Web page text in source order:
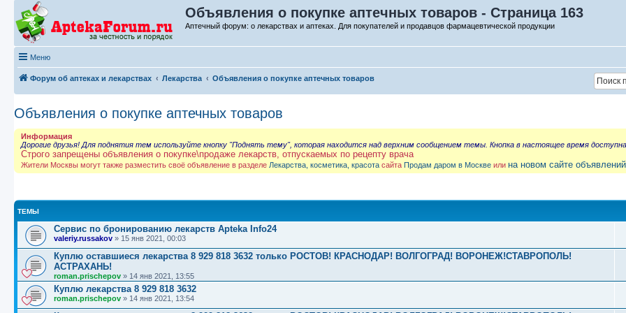
Объявления о покупке аптечных товаров - Страница 163
Аптечный форум: о лекарствах и аптеках. Для покупателей и продавцов фармацевтической продукции
Меню
Форум об аптеках и лекарствах Лекарства Объявления о покупке аптечных товаров
Объявления о покупке аптечных товаров
Информация
Дорогие друзья! Для поднятия тем используйте кнопку "Поднять тему", которая находится над верхним сообщением темы. Кнопка в настоящее время
Строго запрещены объявления о покупке\продаже лекарств, отпускаемых по рецепту врача
Жители Москвы могут также разместить своё объявление в разделе Лекарства, косметика, красота сайта Продам даром в Москве или на новом сайте
ТЕМЫ
Сервис по бронированию лекарств Apteka Info24
valeriy.russakov » 15 янв 2021, 00:03
Куплю оставшиеся лекарства 8 929 818 3632 только РОСТОВ! КРАСНОДАР! ВОЛГОГРАД! ВОРОНЕЖ!СТАВРОПОЛЬ!
АСТРАХАНЬ!
roman.prischepov » 14 янв 2021, 13:55
Куплю лекарства 8 929 818 3632
roman.prischepov » 14 янв 2021, 13:54